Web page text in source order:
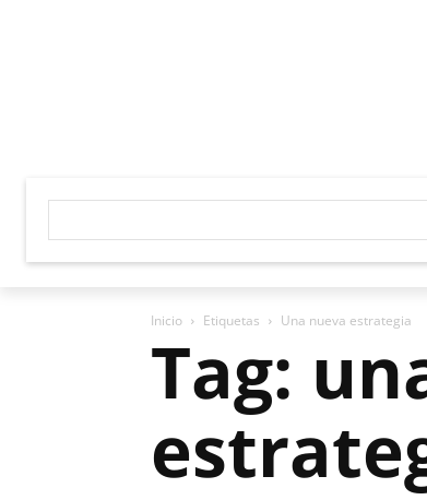
Inicio Etiquetas Una nueva estrategia
Tag: